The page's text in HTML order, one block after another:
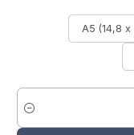
A5 (14,8 x
Cantidad